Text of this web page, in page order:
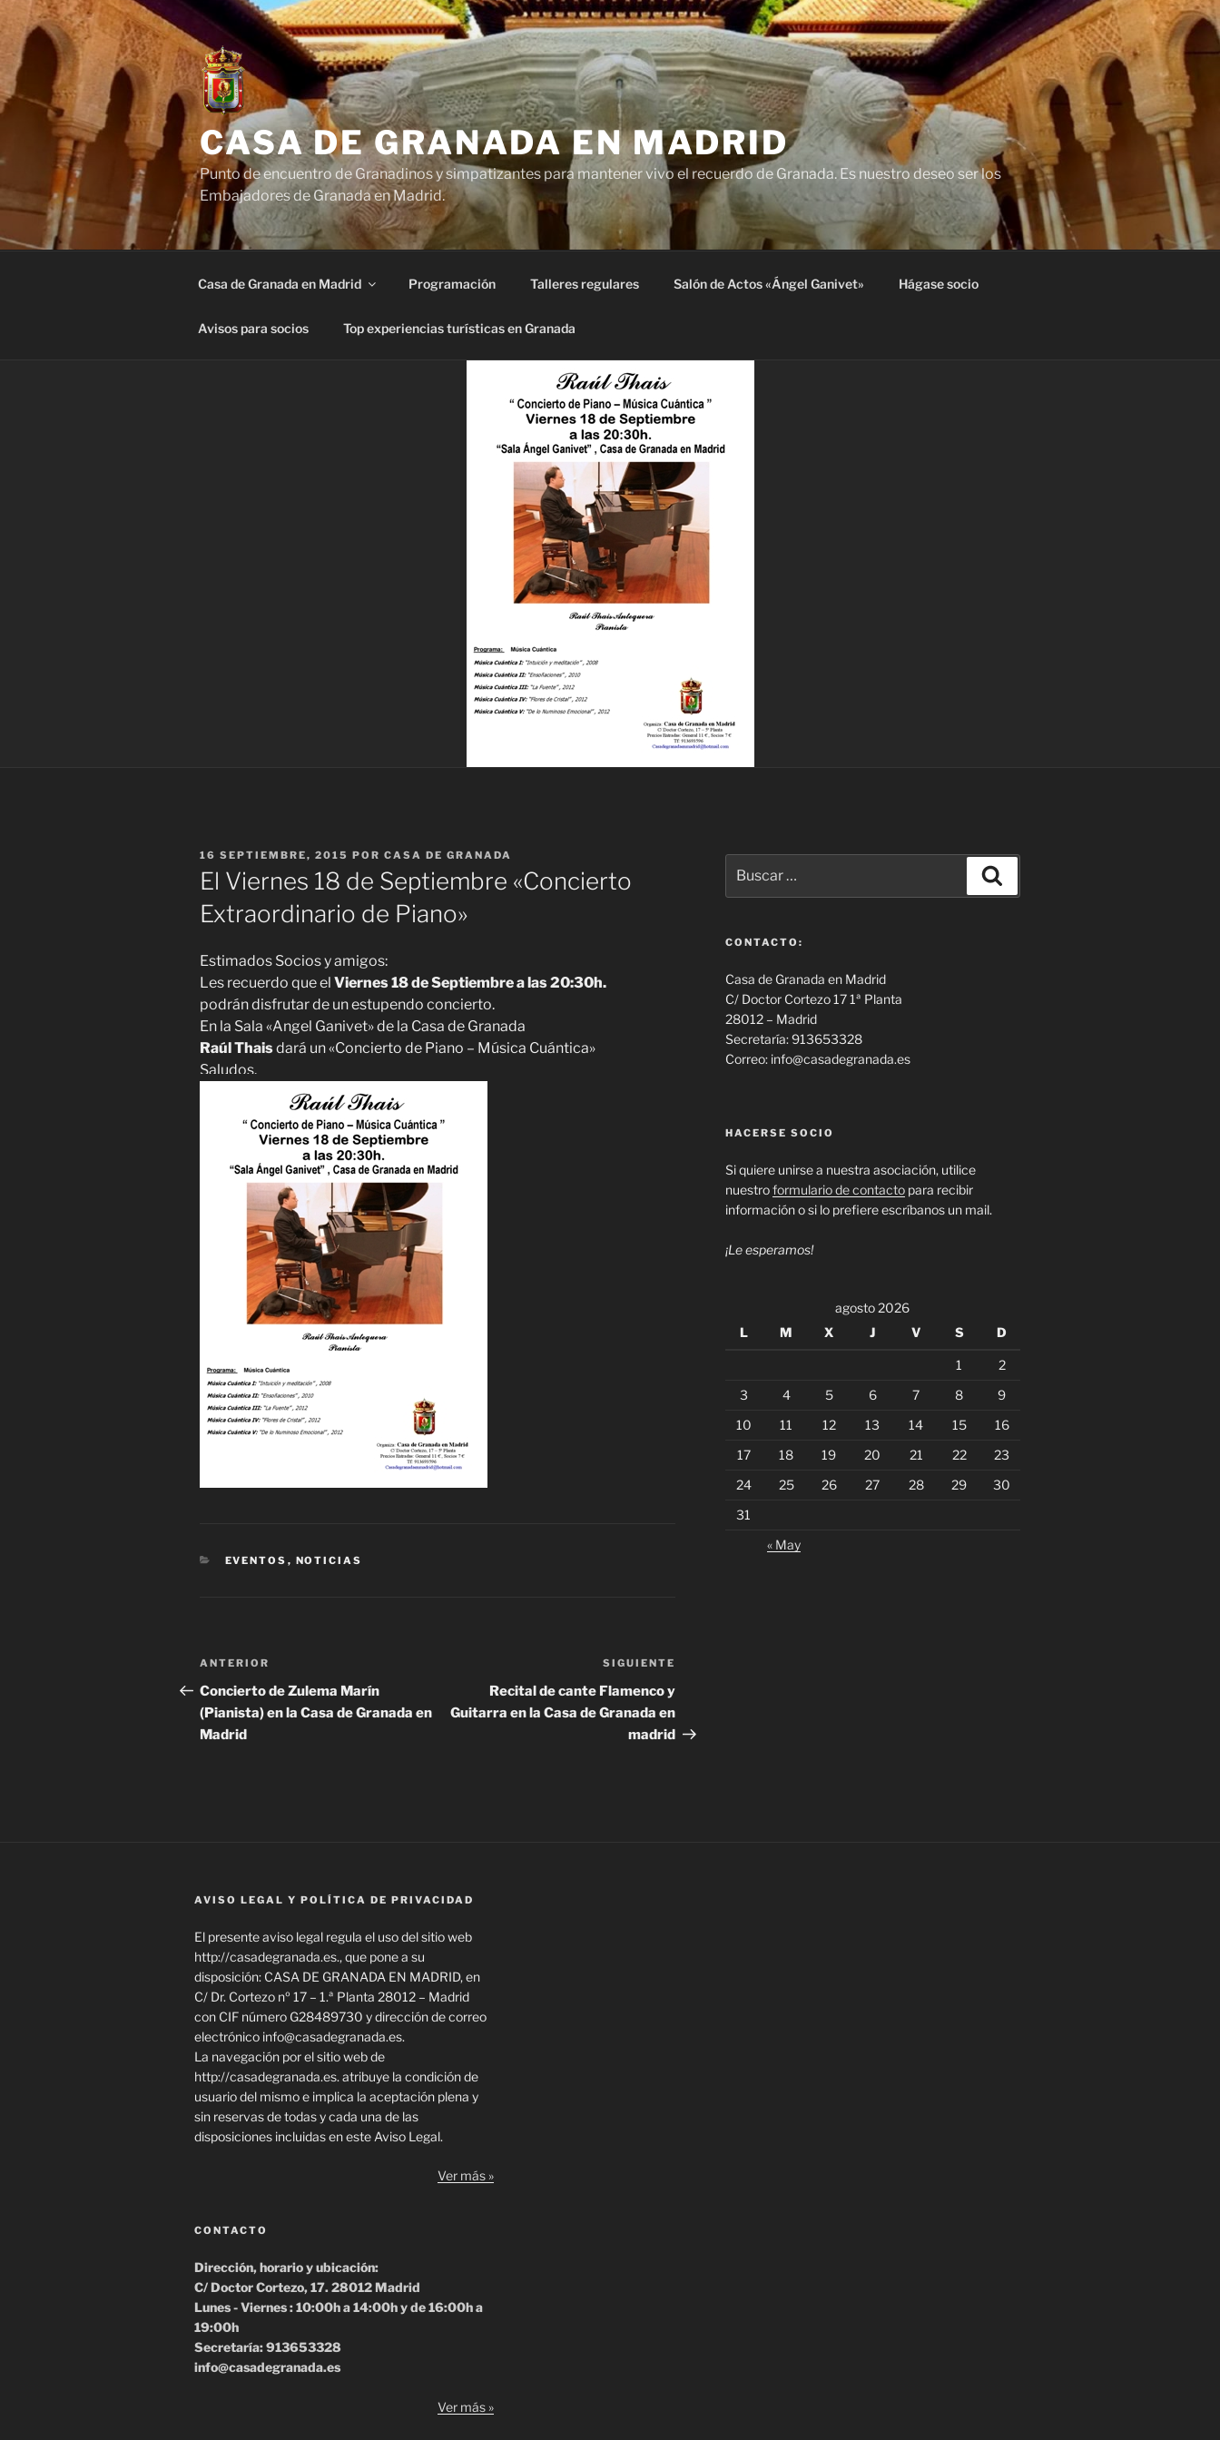
Saltar
al
contenido
CASA DE GRANADA EN MADRID
Punto de encuentro de Granadinos y simpatizantes para mantener vivo el recuerdo de Granada. Es nuestro deseo ser los
Embajadores de Granada en Madrid.
Casa de Granada en Madrid Programación Talleres regulares Salón de Actos «Ángel Ganivet» Hágase socio
Avisos para socios Top experiencias turísticas en Granada
PUBLICADO
EL
16 SEPTIEMBRE, 2015 POR CASA DE GRANADA
El Viernes 18 de Septiembre «Concierto
Estimados Socios y amigos:
Les recuerdo que el Viernes 18 de Septiembre a las 20:30h.
podrán disfrutar de un estupendo concierto.
En la Sala «Angel Ganivet» de la Casa de Granada
Raúl Thaisdará un «Concierto de Piano – Música Cuántica»
Saludos.
CATEGORÍAS
EVENTOS , NOTICIAS
Navegación
de
entradas
Entrada
anterior:
ANTERIOR
Concierto de Zulema Marín
(Pianista) en la Casa de Granada en
Madrid
entrada
SIGUIENTE
Recital de cante Flamenco y
Guitarra en la Casa de Granada en
madrid
por:
CONTACTO:
Casa de Granada en Madrid
C/ Doctor Cortezo 17 1ª Planta
28012 – Madrid
Secretaría: 913653328
Correo: info@casadegranada.es
HACERSE SOCIO
Si quiere unirse a nuestra asociación, utilice
nuestroformulario de contactopara recibir
información o si lo prefiere escríbanos un mail.
¡Le esperamos!
agosto 2026
L
M X J V S D
1
2
3
4 5 6 7 8
9
10
11 12 13 14 15
16
17
18 19 20 21 22
23
24
25 26 27 28 29
30
31
« May
AVISO LEGAL Y POLÍTICA DE PRIVACIDAD
El presente aviso legal regula el uso del sitio web
http://casadegranada.es., que pone a su
disposición: CASA DE GRANADA EN MADRID, en
C/ Dr. Cortezo nº 17 – 1.ª Planta 28012 – Madrid
con CIF número G28489730 y dirección de correo
electrónico info@casadegranada.es.
La navegación por el sitio web de
http://casadegranada.es. atribuye la condición de
usuario del mismo e implica la aceptación plena y
sin reservas de todas y cada una de las
disposiciones incluidas en este Aviso Legal.
Ver más »
CONTACTO
Dirección, horario y ubicación:
C/ Doctor Cortezo, 17. 28012 Madrid
Lunes - Viernes : 10:00h a 14:00h y de 16:00h a
19:00h
Secretaría: 913653328
info@casadegranada.es
Ver más »